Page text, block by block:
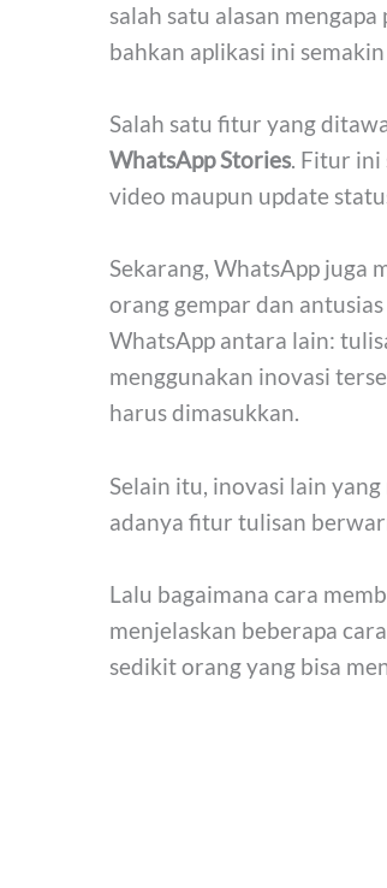
salah satu alasan
bahkan aplikasi ini
Salah satu fitur yang
WhatsApp Stories. Fitur ini
video maupun update
Sekarang, WhatsApp juga
orang gempar dan
WhatsApp antara lain:
menggunakan inovasi
harus dimasukkan.
Selain itu, inovasi lain
adanya fitur tulisan
Lalu bagaimana cara
menjelaskan beberapa
sedikit orang yang bisa